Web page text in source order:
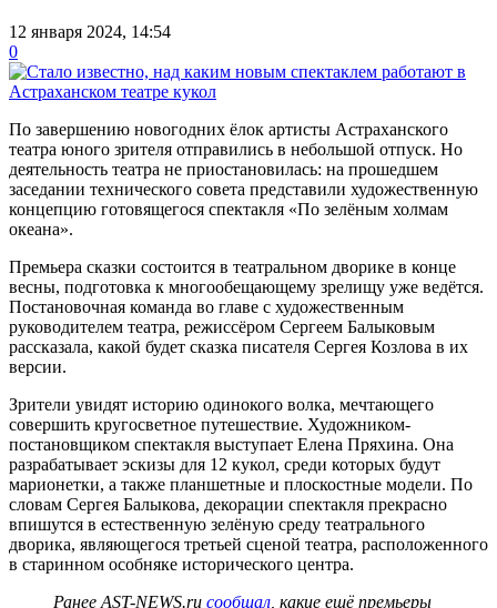
12 января 2024, 14:54
0
По завершению новогодних ёлок артисты Астраханского
театра юного зрителя отправились в небольшой отпуск. Но
деятельность театра не приостановилась: на прошедшем
заседании технического совета представили художественную
концепцию готовящегося спектакля «По зелёным холмам
океана».
Премьера сказки состоится в театральном дворике в конце
весны, подготовка к многообещающему зрелищу уже ведётся.
Постановочная команда во главе с художественным
руководителем театра, режиссёром Сергеем Балыковым
рассказала, какой будет сказка писателя Сергея Козлова в их
версии.
Зрители увидят историю одинокого волка, мечтающего
совершить кругосветное путешествие. Художником-
постановщиком спектакля выступает Елена Пряхина. Она
разрабатывает эскизы для 12 кукол, среди которых будут
марионетки, а также планшетные и плоскостные модели. По
словам Сергея Балыкова, декорации спектакля прекрасно
впишутся в естественную зелёную среду театрального
дворика, являющегося третьей сценой театра, расположенного
в старинном особняке исторического центра.
Ранее AST-NEWS.ru сообщал , какие ещё премьеры